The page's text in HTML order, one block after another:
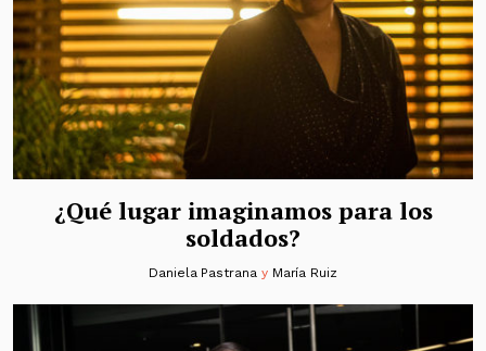
¿Qué lugar imaginamos para los
soldados?
Daniela Pastranay María Ruiz